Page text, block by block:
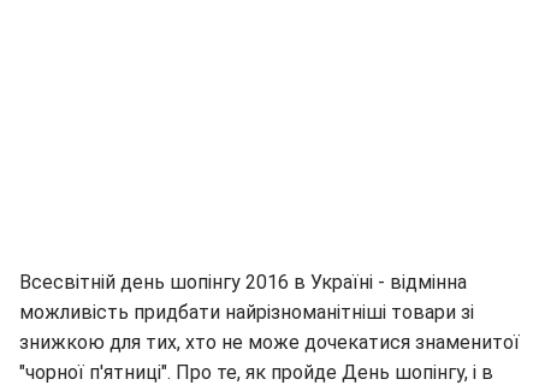
Всесвітній день шопінгу 2016 в Україні - відмінна
можливість придбати найрізноманітніші товари зі
знижкою для тих, хто не може дочекатися знаменитої
"чорної п'ятниці". Про те, як пройде День шопінгу, і в